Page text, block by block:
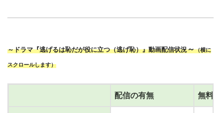
～ドラマ『逃げるは恥だが役に立つ（逃げ恥）』動画配信状況～（横に
スクロールします）
配信の有無 無料